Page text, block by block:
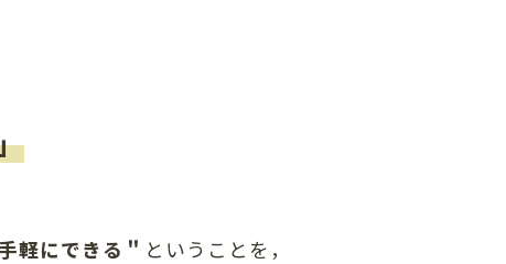
軽にできる＂ ということを，